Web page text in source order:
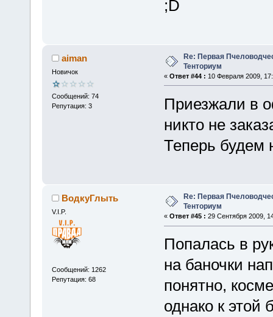
aiman
Новичок
Сообщений: 74
Репутация: 3
Re: Первая
Тенториум
« Ответ #44 : 10 Февраля 2009,
Приезжали в
никто не
Теперь будем
ВодкуГлыть
V.I.P.
Сообщений: 1262
Репутация: 68
Re: Первая
Тенториум
« Ответ #45 : 29 Сентября 2009,
Попалась в
на баночки
понятно,
однако к этой